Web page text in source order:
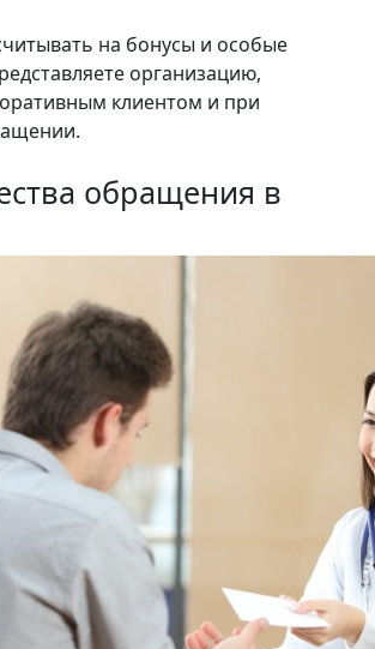
на бонусы и особые
организацию,
клиентом и при
обращения в